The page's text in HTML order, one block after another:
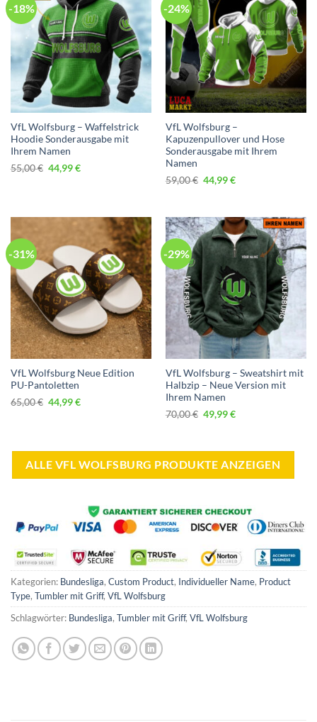
-18%
VfL Wolfsburg – Waffelstrick
Hoodie Sonderausgabe mit
Ihrem Namen
55,00€ Ursprünglicher
Preis
44,99€Aktueller
-24%
VfL Wolfsburg –
Kapuzenpullover und Hose
Sonderausgabe mit Ihrem
Namen
59,00€ Ursprünglicher
Preis
44,99€Aktueller
-31%
VfL Wolfsburg Neue Edition
PU-Pantoletten
65,00€ Ursprünglicher
Preis
44,99€Aktueller
-29%
VfL Wolfsburg – Sweatshirt mit
Halbzip – Neue Version mit
Ihrem Namen
70,00€ Ursprünglicher
Preis
49,99€Aktueller
ALLE VFL WOLFSBURG PRODUKTE ANZEIGEN
Kategorien: Bundesliga, Custom Product, Individueller Name, Product
Type, Tumbler mit Griff, VfL Wolfsburg
Schlagwörter: Bundesliga, Tumbler mit Griff, VfL Wolfsburg